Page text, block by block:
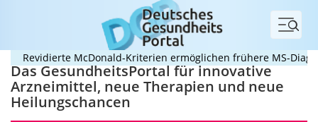
Menü
Revidierte McDonald-Kriterien ermöglichen frühere MS-Diagnose
Das GesundheitsPortal für innovative
Arzneimittel, neue Therapien und neue
Heilungschancen